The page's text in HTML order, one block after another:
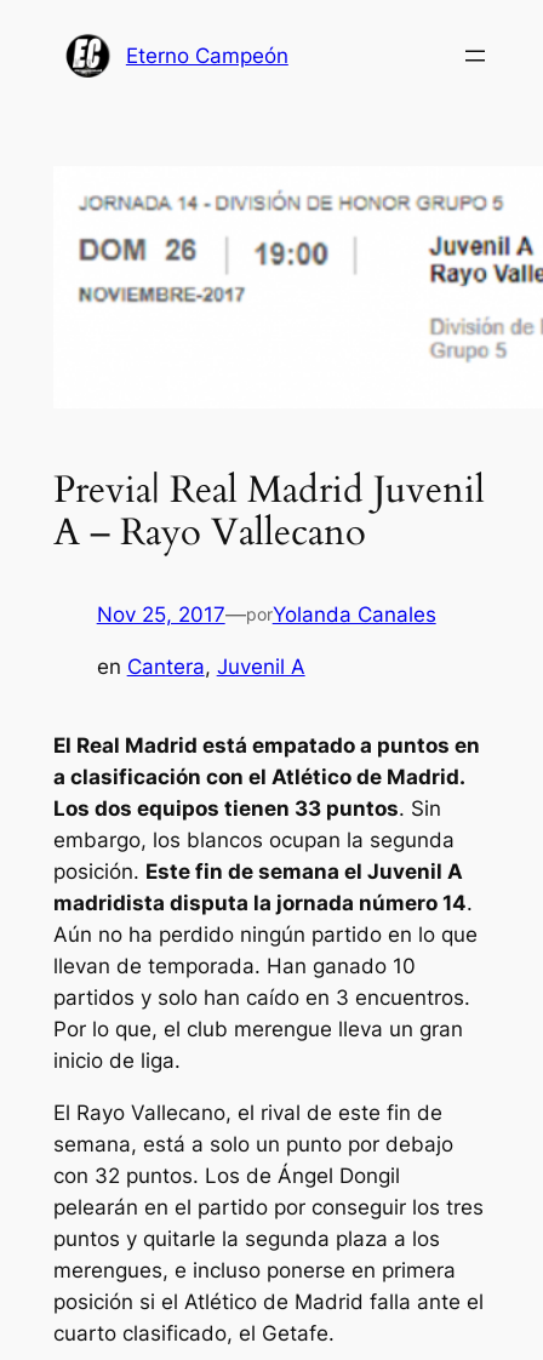
Eterno Campeón
Previa| Real Madrid Juvenil
A – Rayo Vallecano
Nov 25, 2017—porYolanda Canales
en Cantera, Juvenil A
El Real Madrid está empatado a puntos en
a clasificación con el Atlético de Madrid.
Los dos equipos tienen 33 puntos. Sin
embargo, los blancos ocupan la segunda
posición. Este fin de semana el Juvenil A
madridista disputa la jornada número 14.
Aún no ha perdido ningún partido en lo que
llevan de temporada. Han ganado 10
partidos y solo han caído en 3 encuentros.
Por lo que, el club merengue lleva un gran
inicio de liga.
El Rayo Vallecano, el rival de este fin de
semana, está a solo un punto por debajo
con 32 puntos. Los de Ángel Dongil
pelearán en el partido por conseguir los tres
puntos y quitarle la segunda plaza a los
merengues, e incluso ponerse en primera
posición si el Atlético de Madrid falla ante el
cuarto clasificado, el Getafe.